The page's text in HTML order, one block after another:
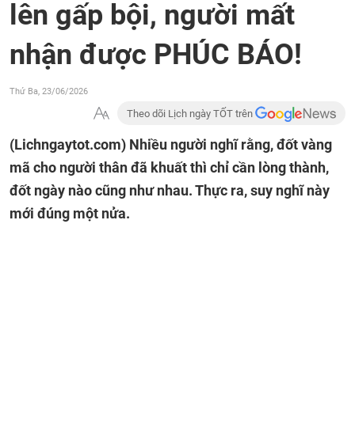
lên gấp bội, người mất
nhận được PHÚC BÁO!
Thứ Ba, 23/06/2026
Theo dõi Lịch ngày TỐT trên
(Lichngaytot.com) Nhiều người nghĩ rằng, đốt vàng
mã cho người thân đã khuất thì chỉ cần lòng thành,
đốt ngày nào cũng như nhau. Thực ra, suy nghĩ này
mới đúng một nửa.